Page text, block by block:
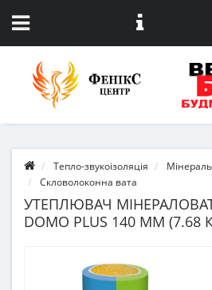
Тепло-звукоізоляція
Скловолоконна вата
УТЕПЛЮВАЧ
DOMO PLUS 140 ММ (7.68